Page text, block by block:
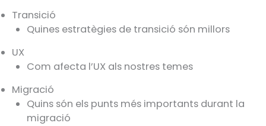
Transició
Quines estratègies de transició són millors
UX
Com afecta l’UX als nostres temes
Migració
Quins són els punts més importants durant la
migració